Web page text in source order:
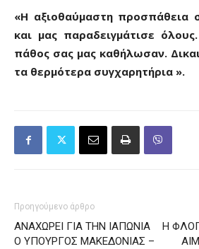
«Η αξιοθαύμαστη προσπάθεια
και μας παραδειγμάτισε
πάθος σας μας καθήλωσαν.
τα θερμότερα συγχαρητήρια ».
Προηγούμενο άρθρο
ΑΝΑΧΩΡΕΙ ΓΙΑ ΤΗΝ ΙΑΠΩΝΙΑ
Ο ΥΠΟΥΡΓΟΣ ΜΑΚΕΔΟΝΙΑΣ –
Η